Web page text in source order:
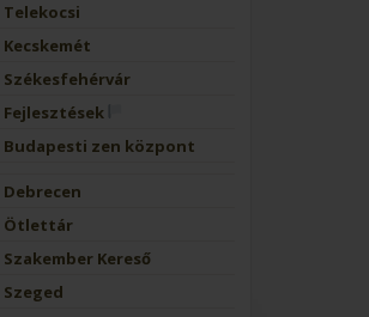
Telekocsi
Kecskemét
Székesfehérvár
Fejlesztések
Budapesti zen központ
Debrecen
Ötlettár
Szakember Kereső
Szeged